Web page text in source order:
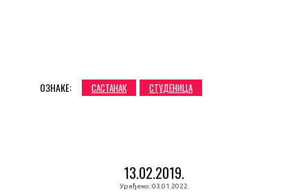
ОЗНАКЕ: САСТАНАК СТУДЕНИЦА
13.02.2019.
Уређено: 03.01.2022.